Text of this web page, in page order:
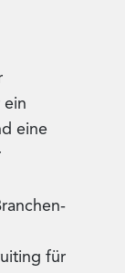
ein
eine
für